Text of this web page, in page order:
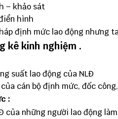
– khảo sát
hình
định mức lao động nhưng
kê kinh nghiệm .
suất lao động của NLĐ
cán bộ định mức, đốc
:
của những người lao động